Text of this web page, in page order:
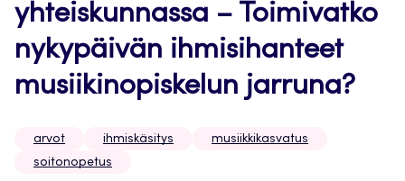
yhteiskunnassa – Toimivatko
nykypäivän ihmisihanteet
musiikinopiskelun jarruna?
arvot ihmiskäsitys
musiikkikasvatus
soitonopetus